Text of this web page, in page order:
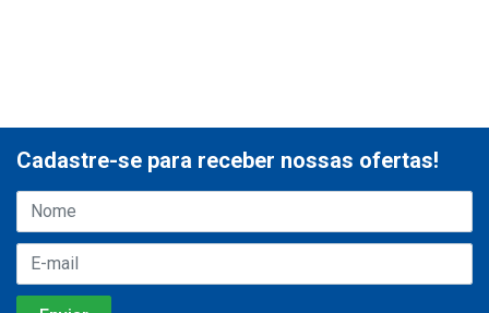
Cadastre-se para receber nossas ofertas!